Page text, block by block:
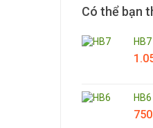
Có thể bạn
HB7
HB6